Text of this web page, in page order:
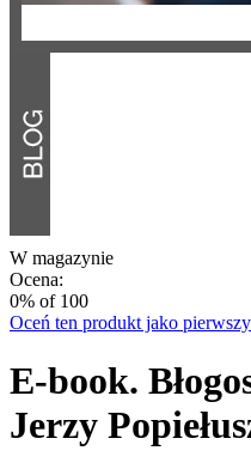
W magazynie
Ocena:
0% of 100
Oceń ten produkt jako pierwszy
E-book.
Jerzy